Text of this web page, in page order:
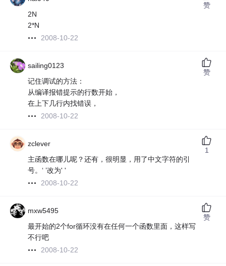
2N
2*N
2008-10-22
赞
sailing0123
记住调试的方法：
从编译报错提示的行数开始，
在上下几行内找错误，
2008-10-22
赞
zclever
主函数在哪儿呢？还有，很明显，用了中文字符的引
号。‘ ’改为' '
2008-10-22
1
mxw5495
最开始的2个for循环没有在任何一个函数里面，这样写
不行吧
2008-10-22
赞